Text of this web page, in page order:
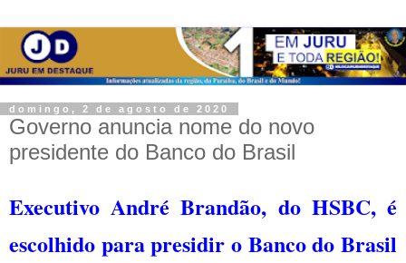
domingo, 2 de agosto de 2020
Governo anuncia nome do novo
presidente do Banco do Brasil
Executivo André Brandão, do HSBC, é
escolhido para presidir o Banco do Brasil